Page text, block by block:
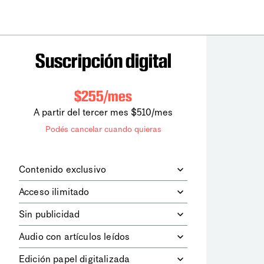
Suscripción digital
$255/mes
A partir del tercer mes $510/mes
Podés cancelar cuando quieras
Contenido exclusivo
digitales dela diaria
los contenidos de Le Monde
diplomatique.
Acceso ilimitado
contenidos.
Sin publicidad
publicitarios.
Audio con artículos leídos
Edición papel digitalizada